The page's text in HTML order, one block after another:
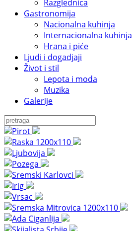
Razglednica
Gastronomija
Nacionalna kuhinja
Internacionalna kuhinja
Hrana i piće
Ljudi i dogadjaji
Život i stil
Lepota i moda
Muzika
Galerije